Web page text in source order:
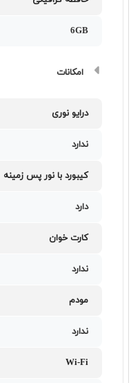
6GB
امکانات
درایو نوری
ندارد
کیبورد با نور پس زمینه
دارد
کارت خوان
ندارد
مودم
ندارد
Wi-Fi